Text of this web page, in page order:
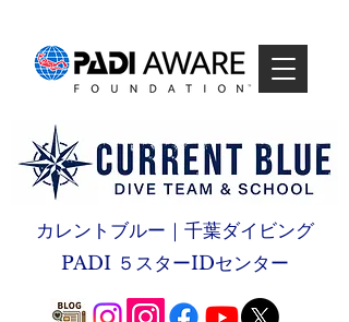
カレントブルー｜千葉ダイビング
PADI ５スターIDセンター